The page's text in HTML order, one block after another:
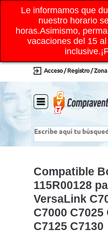
Le informamos que
nuestro horario
horas.Asimismo,
vacaciones del 15
Acceso / Registro /
Compatible
115R00128
VersaLink
C7000 C7025
C7125 C7130